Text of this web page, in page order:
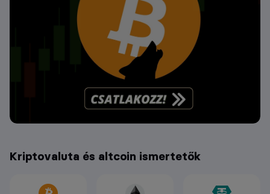
Kriptovaluta és altcoin ismertetők